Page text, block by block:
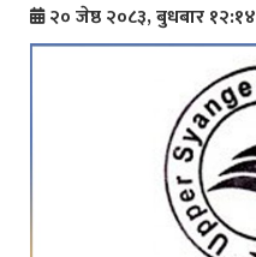
२० जेष्ठ २०८३, बुधबार १२:१४